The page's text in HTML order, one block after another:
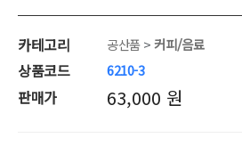
카테고리 공산품>커피/음료
상품코드 6210-3
판매가 63,000 원